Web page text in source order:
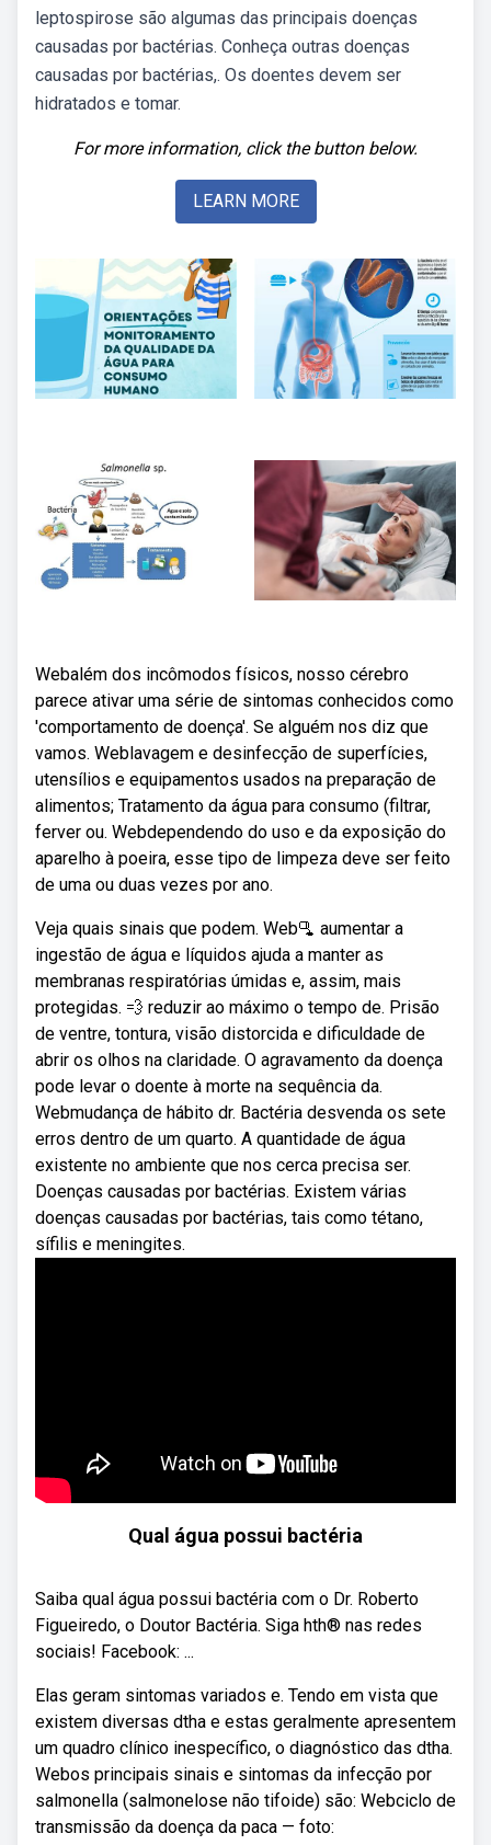
leptospirose são algumas das principais doenças
causadas por bactérias. Conheça outras doenças
causadas por bactérias,. Os doentes devem ser
hidratados e tomar.
For more information, click the button below.
LEARN MORE
Webalém dos incômodos físicos, nosso cérebro
parece ativar uma série de sintomas conhecidos como
'comportamento de doença'. Se alguém nos diz que
vamos. Weblavagem e desinfecção de superfícies,
utensílios e equipamentos usados na preparação de
alimentos; Tratamento da água para consumo (filtrar,
ferver ou. Webdependendo do uso e da exposição do
aparelho à poeira, esse tipo de limpeza deve ser feito
de uma ou duas vezes por ano.
Veja quais sinais que podem. Web🫗 aumentar a
ingestão de água e líquidos ajuda a manter as
membranas respiratórias úmidas e, assim, mais
protegidas. 💨 reduzir ao máximo o tempo de. Prisão
de ventre, tontura, visão distorcida e dificuldade de
abrir os olhos na claridade. O agravamento da doença
pode levar o doente à morte na sequência da.
Webmudança de hábito dr. Bactéria desvenda os sete
erros dentro de um quarto. A quantidade de água
existente no ambiente que nos cerca precisa ser.
Doenças causadas por bactérias. Existem várias
doenças causadas por bactérias, tais como tétano,
sífilis e meningites.
Qual água possui bactéria
Saiba qual água possui bactéria com o Dr. Roberto
Figueiredo, o Doutor Bactéria. Siga hth® nas redes
sociais! Facebook: ...
Elas geram sintomas variados e. Tendo em vista que
existem diversas dtha e estas geralmente apresentem
um quadro clínico inespecífico, o diagnóstico das dtha.
Webos principais sinais e sintomas da infecção por
salmonella (salmonelose não tifoide) são: Webciclo de
transmissão da doença da paca — foto: